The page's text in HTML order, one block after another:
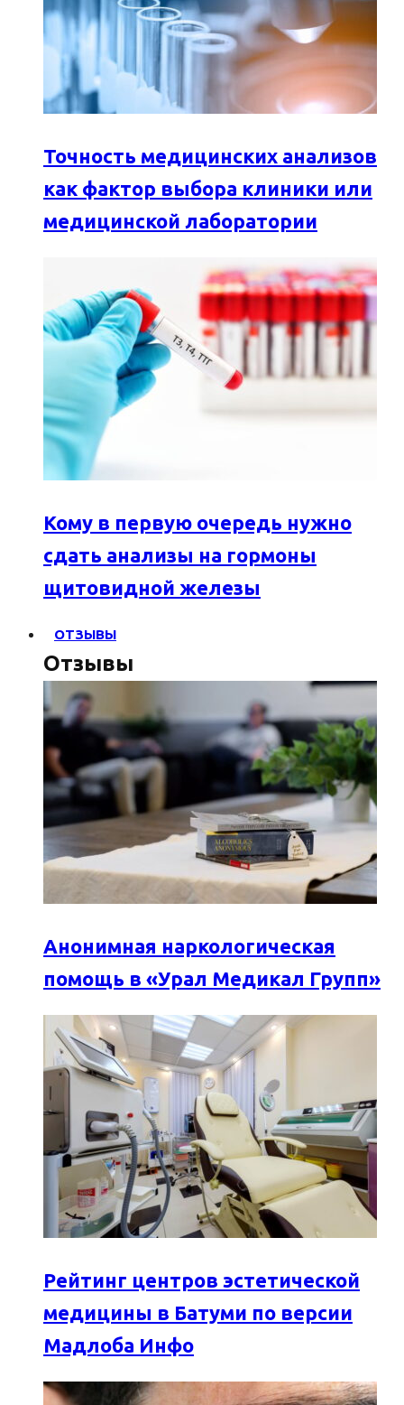
Точность медицинских анализов
как фактор выбора клиники или
медицинской лаборатории
Кому в первую очередь нужно
сдать анализы на гормоны
щитовидной железы
ОТЗЫВЫ
Отзывы
Анонимная наркологическая
помощь в «Урал Медикал Групп»
Рейтинг центров эстетической
медицины в Батуми по версии
Мадлоба Инфо